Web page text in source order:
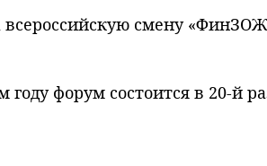
всероссийскую смену
году форум состоится в 20-й